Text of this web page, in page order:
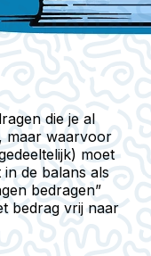
die je al
maar waarvoor
moet
de balans als
bedragen”
bedrag vrij naar